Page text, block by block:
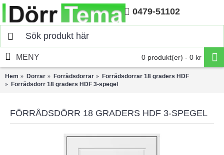
Hem 0479-51102
0 produkt(er) - 0 kr
MENY
Hem Dörrar Förrådsdörrar
Förrådsdörrar 18 graders HDF
Förrådsdörr 18 graders HDF 3-spegel
FÖRRÅDSDÖRR 18 GRADERS HDF 3-SPEGEL